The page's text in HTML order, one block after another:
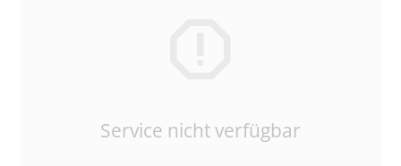
Service nicht verfügbar